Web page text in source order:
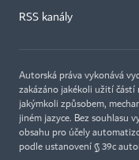
RSS kanály
Autorská práva vykonává
zakázáno jakékoli užití částí
jakýmkoli způsobem,
jiném jazyce. Bez souhlasu
obsahu pro účely
podle ustanovení § 39c